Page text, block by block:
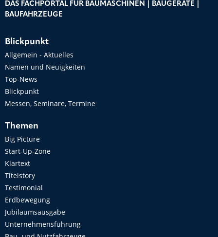
DAS FACHPORTAL FÜR BAUMASCHINEN | BAUGERÄTE |
BAUFAHRZEUGE
Blickpunkt
Allgemein - Aktuelles
Namen und Neuigkeiten
Top-News
Blickpunkt
Messen, Seminare, Termine
Themen
Big Picture
Start-Up-Zone
Klartext
Titelstory
Testimonial
Erdbewegung
Jubiläumsausgabe
Unternehmensführung